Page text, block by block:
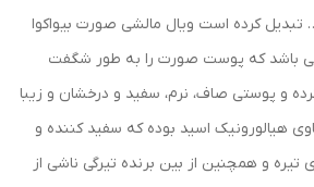
کرده است ویال مالشی صورت بیواکوا
می باشد که پوست صورت را به طور شگفت
و پوستی صاف، نرم، سفید و درخشان و زیبا
هیالورونیک اسید بوده که سفید کننده و
و همچنین از بین برنده تیرگی ناشی از